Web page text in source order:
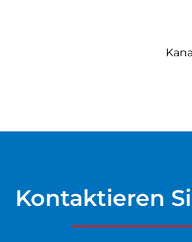
Kontaktieren